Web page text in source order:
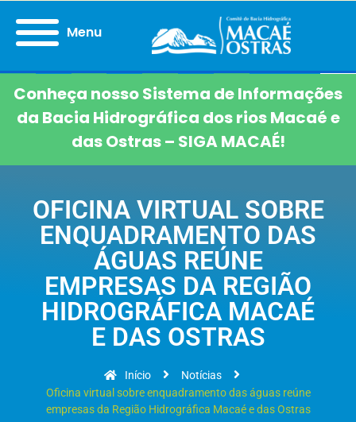
Menu
Conheça nosso Sistema de Informações
da Bacia Hidrográfica dos rios Macaé e
das Ostras – SIGA MACAÉ!
OFICINA VIRTUAL SOBRE
ENQUADRAMENTO DAS
ÁGUAS REÚNE
EMPRESAS DA REGIÃO
HIDROGRÁFICA MACAÉ
E DAS OSTRAS
Início
Notícias
Oficina virtual sobre enquadramento das águas reúne
empresas da Região Hidrográfica Macaé e das Ostras